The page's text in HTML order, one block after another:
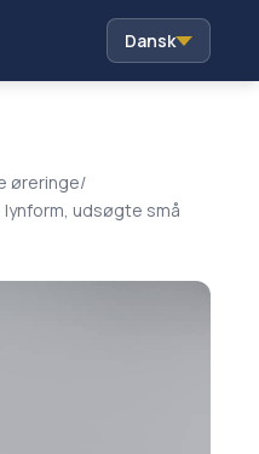
Dansk
øreringe/
udsøgte små